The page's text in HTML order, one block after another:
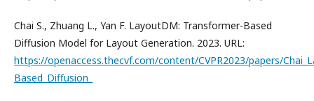
Chai S., Zhuang L., Yan F. LayoutDM: Transformer-Based
Diffusion Model for Layout Generation. 2023. URL:
https://openaccess.thecvf.com/content/CVPR2023/papers/
Based_Diffusion_